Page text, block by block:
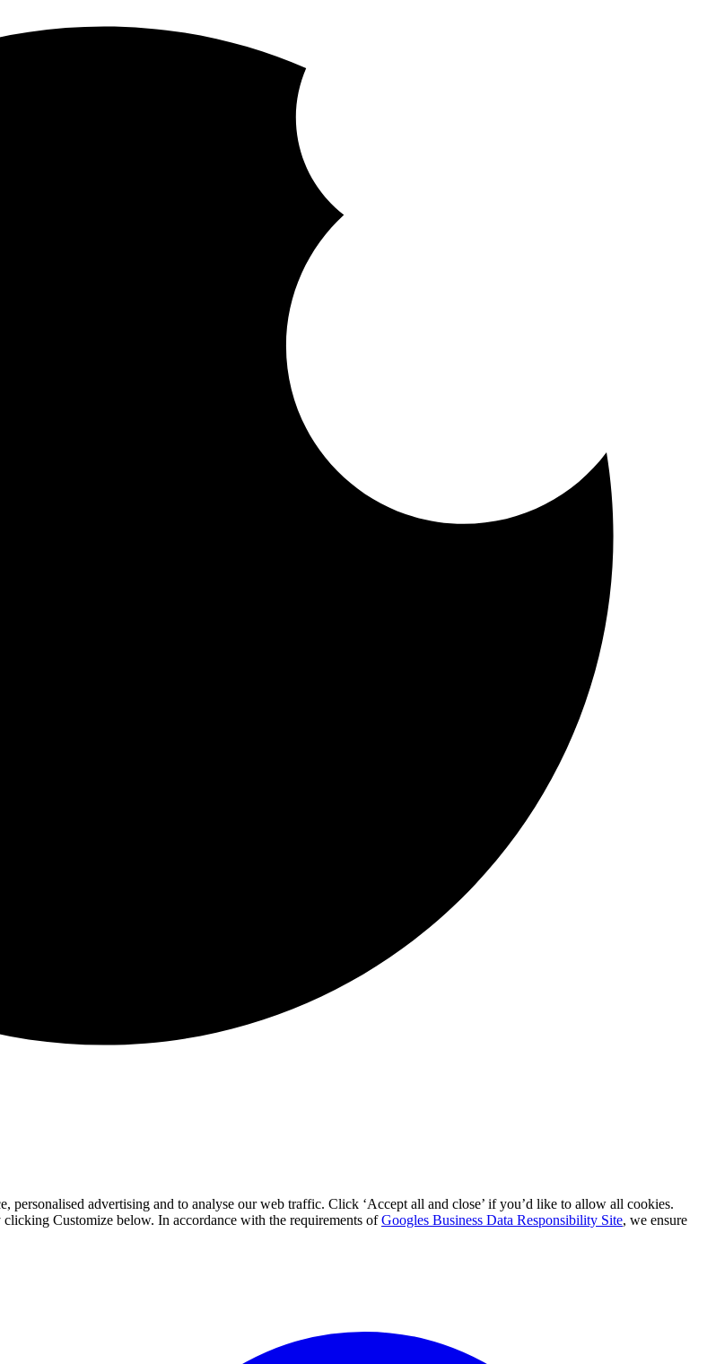
personalised advertising and to analyse our web traffic. Click ‘Accept all and close’ if you’d like to allow all cookies.
Customize below. In accordance with the requirements ofGoogles Business Data Responsibility Site, we ensure